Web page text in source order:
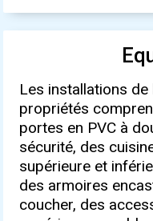
Les installations
propriétés
portes en PVC à
sécurité, des
supérieure et
des armoires
coucher, des